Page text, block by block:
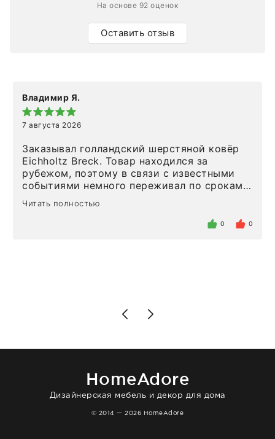
На основе 92 оценок
Оставить отзыв
Владимир Я.
7 августа 2026
Заказывал голландский шерстяной ковёр
Eichholtz Breck. Товар находился за
рубежом, поэтому в связи с известными
событиями немного переживал по срокам.
Но homeadore привезли ровно в
определенное в договоре время, без
то качество выше всяких похвал. Выглядит
Читать полностью
0 0
HomeAdore
Дизайнерская мебель и декор для дома
© 2014 — 2026 HomeAdore